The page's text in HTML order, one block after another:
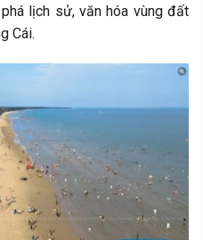
lịch sử, văn hóa vùng đất
Cái.